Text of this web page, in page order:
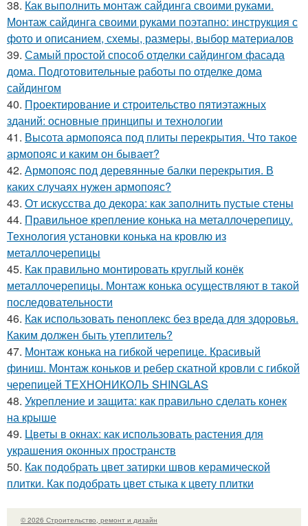
38. Как выполнить монтаж сайдинга своими руками.
Монтаж сайдинга своими руками поэтапно: инструкция с
фото и описанием, схемы, размеры, выбор материалов
39. Самый простой способ отделки сайдингом фасада
дома. Подготовительные работы по отделке дома
сайдингом
40. Проектирование и строительство пятиэтажных
зданий: основные принципы и технологии
41. Высота армопояса под плиты перекрытия. Что такое
армопояс и каким он бывает?
42. Армопояс под деревянные балки перекрытия. В
каких случаях нужен армопояс?
43. От искусства до декора: как заполнить пустые стены
44. Правильное крепление конька на металлочерепицу.
Технология установки конька на кровлю из
металлочерепицы
45. Как правильно монтировать круглый конёк
металлочерепицы. Монтаж конька осуществляют в такой
последовательности
46. Как использовать пеноплекс без вреда для здоровья.
Каким должен быть утеплитель?
47. Монтаж конька на гибкой черепице. Красивый
финиш. Монтаж коньков и ребер скатной кровли с гибкой
черепицей ТЕХНОНИКОЛЬ SHINGLAS
48. Укрепление и защита: как правильно сделать конек
на крыше
49. Цветы в окнах: как использовать растения для
украшения оконных пространств
50. Как подобрать цвет затирки швов керамической
плитки. Как подобрать цвет стыка к цвету плитки
© 2026 Строительство, ремонт и дизайн